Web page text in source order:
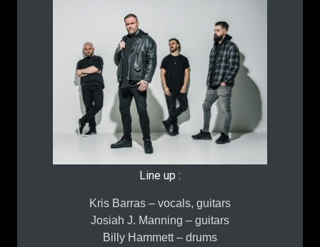
Line up :
Kris Barras – vocals, guitars
Josiah J. Manning – guitars
Billy Hammett – drums